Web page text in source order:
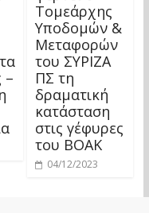
–
Τομεάρχης
Υποδομών &
Μεταφορών
του ΣΥΡΙΖΑ
ΠΣ τη
δραματική
κατάσταση
στις γέφυρες
του ΒΟΑΚ
04/12/2023